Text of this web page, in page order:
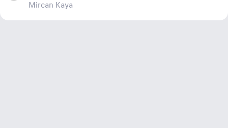
Mircan Kaya